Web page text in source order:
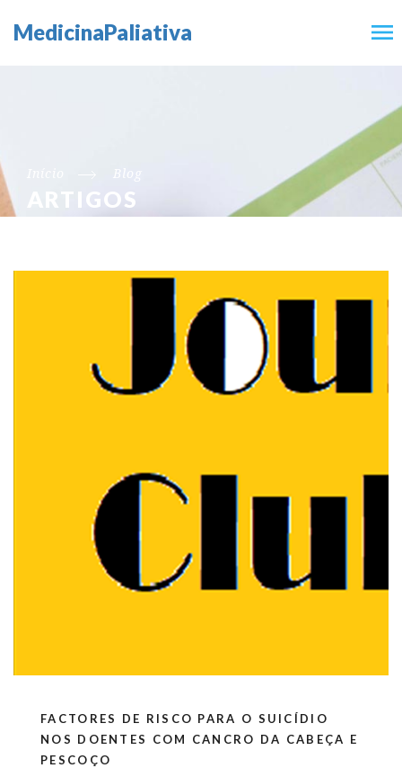
MedicinaPaliativa
Blog
ARTIGOS
FACTORES DE RISCO PARA O SUICÍDIO
NOS DOENTES COM CANCRO DA CABEÇA E
PESCOÇO